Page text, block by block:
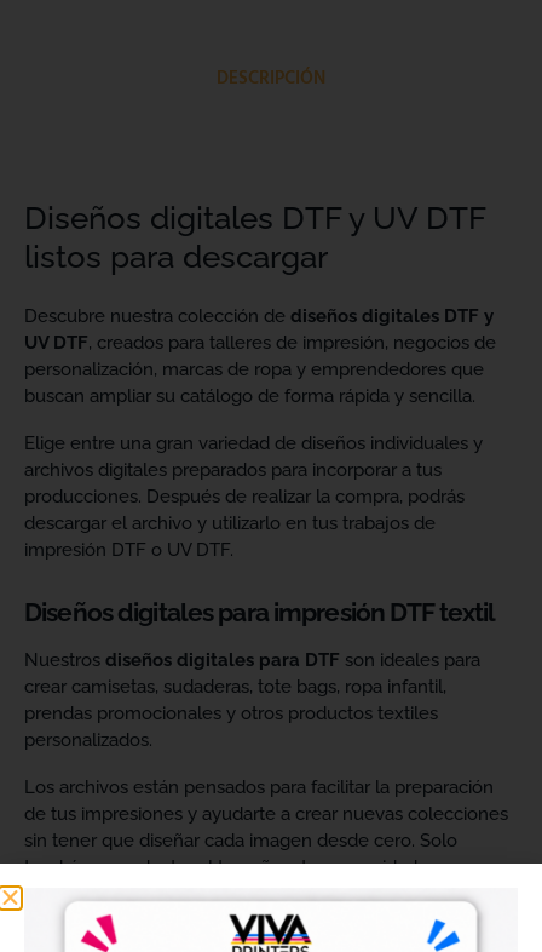
DESCRIPCIÓN
Diseños digitales DTF y UV DTF
listos para descargar
Descubre nuestra colección de diseños digitales DTF y
UV DTF, creados para talleres de impresión, negocios de
personalización, marcas de ropa y emprendedores que
buscan ampliar su catálogo de forma rápida y sencilla.
Elige entre una gran variedad de diseños individuales y
archivos digitales preparados para incorporar a tus
producciones. Después de realizar la compra, podrás
descargar el archivo y utilizarlo en tus trabajos de
impresión DTF o UV DTF.
Diseños digitales para impresión DTF textil
Nuestros diseños digitales para DTF son ideales para
crear camisetas, sudaderas, tote bags, ropa infantil,
prendas promocionales y otros productos textiles
personalizados.
Los archivos están pensados para facilitar la preparación
de tus impresiones y ayudarte a crear nuevas colecciones
sin tener que diseñar cada imagen desde cero. Solo
tendrás que adaptar el tamaño a tus necesidades, preparar
el archivo en tu programa de impresión y producirlo con tu
maquinaria DTF.